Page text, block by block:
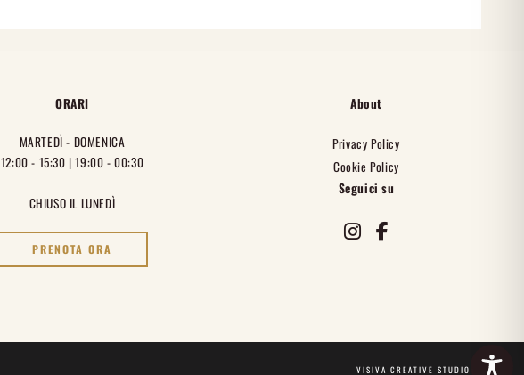
ORARI
MARTEDÌ - DOMENICA
12:00 - 15:30 | 19:00 - 00:30
CHIUSO IL LUNEDÌ
PRENOTA ORA
About
Privacy Policy
Cookie Policy
Seguici su
instagram
VISIVA CREATIVE STUDIO